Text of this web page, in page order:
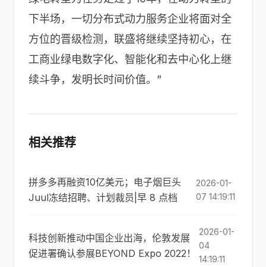
下半场，一切分布式动力服务企业将面对全
方位的晋级检测，联盛将继续坚持初心，在
工商业绿电数字化、智能化和去中心化上继
续斗争，发明长时间价值。”
相关推荐
拼多多再融资10亿美元；电子烟巨头
Juul冻结招聘、计划裁员|早 8 点档
2026-01-
07 14:19:11
科技创新推动中国企业出海，伦敦发展
促进署确认参展BEYOND Expo 2022！
2026-01-
04
14:19:11